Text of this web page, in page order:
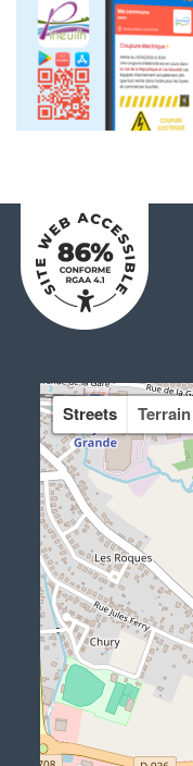
Streets Terrain